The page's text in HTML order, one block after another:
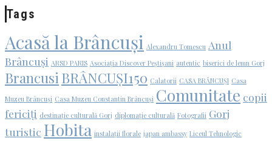
Tags
Acasă la Brâncuși Alexandru Tomescu Anul
Brâncuși ARSD PARIS Asociația Discover Peștișani autentic biserici de lemn Gorj
Brancusi BRÂNCUȘI150 Calatorii CASA BRÂNCUȘI Casa
Muzeu Brâncuși Casa Muzeu Constantin Brâncuși Comunitate copii
fericiți destinație culturală Gorj diplomație culturală Fotografii Gorj
turistic Hobita instalații florale japan ambassy Liceul Tehnologic